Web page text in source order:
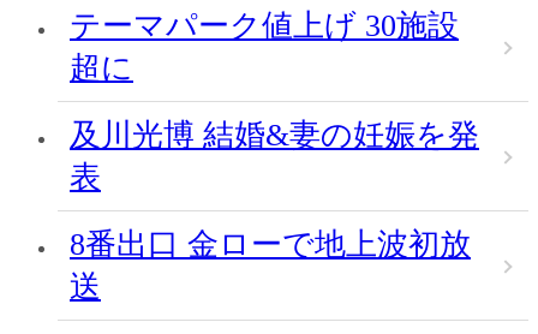
テーマパーク値上げ 30施設
超に
及川光博 結婚&妻の妊娠を発
表
8番出口 金ローで地上波初放
送